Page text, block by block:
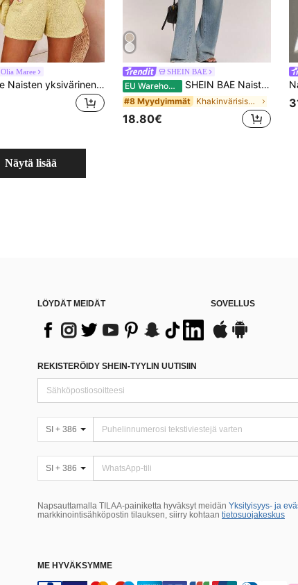
Olia Maree
Olia Maree Naisten yksivärinen neule-setti 2 kpl: epäsymmetrinen olkapää, pitkähihainen toppi ja shortsit, rentoon päiväkäyttöön
SHEIN BAE
EU Warehouse SHEIN BAE Naisten neulottu neuletakki kultaisilla napeilla, normaali malli
#8 Myydyimmät Khakinvärisissä naisten neuletakeissa
18.80€
Näytä lisää
LÖYDÄT MEIDÄT SOVELLUS
REKISTERÖIDY SHEIN-TYYLIN UUTISIIN
SI + 386
SI + 386
Napsauttamalla TILAA-painiketta hyväksyt meidän Yksityisyys- ja
markkinointisähköpostin tilauksen, siirry kohtaan tietosuojakeskus
ME HYVÄKSYMME